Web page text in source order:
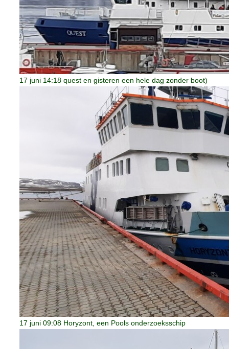
17 juni 14:18 quest en gisteren een hele dag zonder boot)
17 juni 09:08 Horyzont, een Pools onderzoeksschip